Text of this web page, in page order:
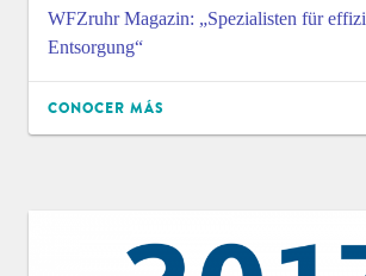
WFZruhr Magazin: „Spezialisten für
Entsorgung“
CONOCER MÁS